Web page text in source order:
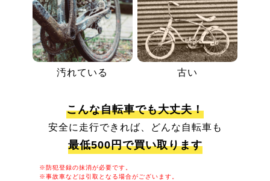
汚れている 古い
こんな自転車でも大丈夫！
安全に走行できれば、どんな自転車も
最低500円で買い取ります
※防犯登録の抹消が必要です。
※事故車などは引取となる場合がございます。